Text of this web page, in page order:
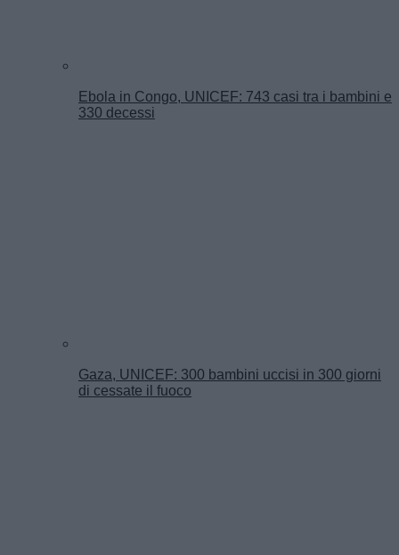
Ebola in Congo, UNICEF: 743 casi tra i bambini e
330 decessi
Gaza, UNICEF: 300 bambini uccisi in 300 giorni
di cessate il fuoco